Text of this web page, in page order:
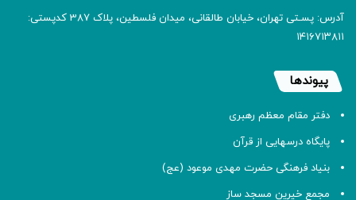
آدرس: پسـتی تهران، خیابان طالقانی، میدان فلسطین، پلاک 387 کدپستی:
۱۴۱۶۷۱۳۸۱۱
پیوندها
دفتر مقام معظم رهبری
پایگاه درسهایی از قرآن
بنیاد فرهنگی حضرت مهدی موعود (عج)
مجمع خیرین مسجد ساز